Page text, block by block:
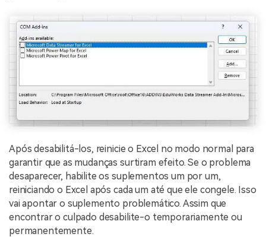
Após desabilitá-los, reinicie o Excel no modo normal para
garantir que as mudanças surtiram efeito. Se o problema
desaparecer, habilite os suplementos um por um,
reiniciando o Excel após cada um até que ele congele. Isso
vai apontar o suplemento problemático. Assim que
encontrar o culpado desabilite-o temporariamente ou
permanentemente.